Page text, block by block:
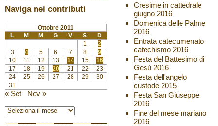
Naviga nei contributi
Ottobre 2011
L
M M G V S
D
1
2
3
4 5 6 7 8
9
10
11 12 13 14 15
16
17
18 19 20 21 22
23
24
25 26 27 28 29
30
31
« Set Nov »
Cresime in cattedrale
giugno 2016
Domenica delle Palme
2016
Entrata catecumenato
catechismo 2016
Festa del Battesimo di
Gesù 2016
Festa dell'angelo
custode 2015
Festa San Giuseppe
2016
Fine del mese mariano
2016